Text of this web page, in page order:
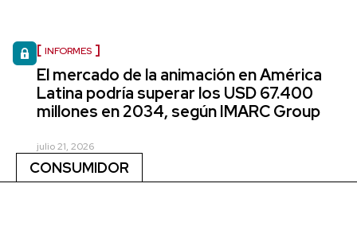
INFORMES
El mercado de la animación en América
Latina podría superar los USD 67.400
millones en 2034, según IMARC Group
julio 21, 2026
CONSUMIDOR